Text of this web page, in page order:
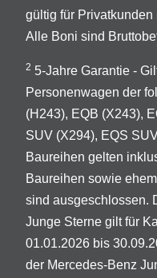
gültig für
Alle Boni sind
2 5-Jahre Garantie -
Personenwagen der
(H243), EQB (X243),
SUV (X294), EQS
Baureihen gelten
Baureihen sowie
sind ausgeschlossen.
Junge Sterne gilt für
01.01.2026 bis
der Mercedes-Benz